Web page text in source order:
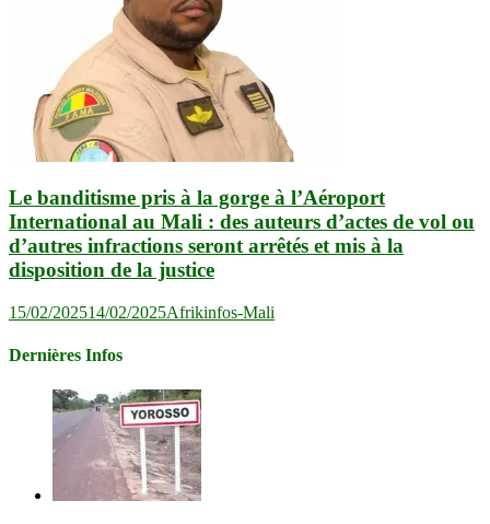
Le banditisme pris à la gorge à l’Aéroport
International au Mali : des auteurs d’actes de vol ou
d’autres infractions seront arrêtés et mis à la
disposition de la justice
15/02/202514/02/2025Afrikinfos-Mali
Dernières Infos